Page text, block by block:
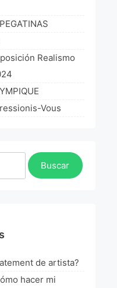
Realismo
Vous
de artista?
hacer mi